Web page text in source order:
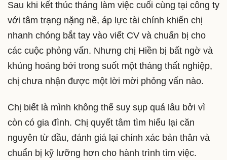
Sau khi kết thúc tháng làm việc cuối cùng tại công ty
với tâm trạng nặng nề, áp lực tài chính khiến chị
nhanh chóng bắt tay vào viết CV và chuẩn bị cho
các cuộc phỏng vấn. Nhưng chị Hiền bị bất ngờ và
khủng hoảng bởi trong suốt một tháng thất nghiệp,
chị chưa nhận được một lời mời phỏng vấn nào.
Chị biết là mình không thể suy sụp quá lâu bởi vì
còn có gia đình. Chị quyết tâm tìm hiểu lại căn
nguyên từ đầu, đánh giá lại chính xác bản thân và
chuẩn bị kỹ lưỡng hơn cho hành trình tìm việc.